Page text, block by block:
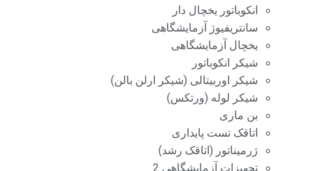
انکوباتور یخچال دار
سانتریفیوژ آزمایشگاهی
یخچال آزمایشگاهی
شیکر انکوباتور
شیکر اوربیتالی (شیکر ارلن بالن)
شیکر لوله (ورتکس)
بن ماری
اتاقک تست پایداری
ژرمیناتور (اتاقک رشد)
تجهیزات آزمایشگاهی 2